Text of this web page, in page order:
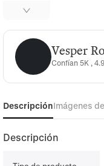
Vesper RowVesper
Confían 5K ,
DescripciónImágenes
Descripción